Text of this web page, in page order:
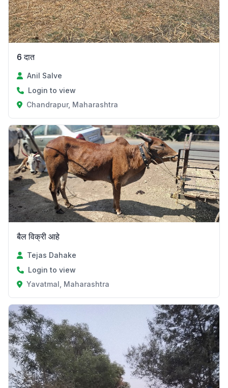
6 दात
Anil Salve
Login to view
Chandrapur, Maharashtra
बैल विक्री आहे
Tejas Dahake
Login to view
Yavatmal, Maharashtra